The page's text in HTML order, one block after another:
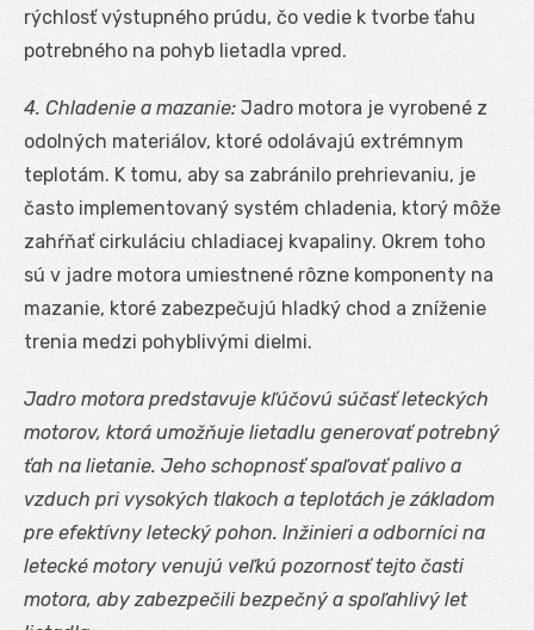
rýchlosť výstupného prúdu, čo vedie k tvorbe ťahu
potrebného na pohyb lietadla vpred.
4. Chladenie a mazanie: Jadro motora je vyrobené z
odolných materiálov, ktoré odolávajú extrémnym
teplotám. K tomu, aby sa zabránilo prehrievaniu, je
často implementovaný systém chladenia, ktorý môže
zahŕňať cirkuláciu chladiacej kvapaliny. Okrem toho
sú v jadre motora umiestnené rôzne komponenty na
mazanie, ktoré zabezpečujú hladký chod a zníženie
trenia medzi pohyblivými dielmi.
Jadro motora predstavuje kľúčovú súčasť leteckých
motorov, ktorá umožňuje lietadlu generovať potrebný
ťah na lietanie. Jeho schopnosť spaľovať palivo a
vzduch pri vysokých tlakoch a teplotách je základom
pre efektívny letecký pohon. Inžinieri a odborníci na
letecké motory venujú veľkú pozornosť tejto časti
motora, aby zabezpečili bezpečný a spoľahlivý let